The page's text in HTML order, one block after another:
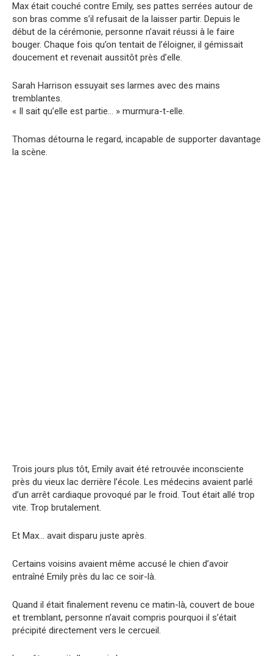
Max était couché contre Emily, ses pattes serrées autour de
son bras comme s’il refusait de la laisser partir. Depuis le
début de la cérémonie, personne n’avait réussi à le faire
bouger. Chaque fois qu’on tentait de l’éloigner, il gémissait
doucement et revenait aussitôt près d’elle.
Sarah Harrison essuyait ses larmes avec des mains
tremblantes.
« Il sait qu’elle est partie… » murmura-t-elle.
Thomas détourna le regard, incapable de supporter davantage
la scène.
Trois jours plus tôt, Emily avait été retrouvée inconsciente
près du vieux lac derrière l’école. Les médecins avaient parlé
d’un arrêt cardiaque provoqué par le froid. Tout était allé trop
vite. Trop brutalement.
Et Max… avait disparu juste après.
Certains voisins avaient même accusé le chien d’avoir
entraîné Emily près du lac ce soir-là.
Quand il était finalement revenu ce matin-là, couvert de boue
et tremblant, personne n’avait compris pourquoi il s’était
précipité directement vers le cercueil.